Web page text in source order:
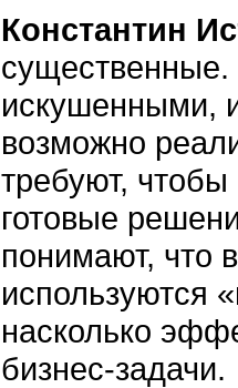
Константин
существенные.
искушенными,
возможно
требуют,
готовые
понимают, что
используются
насколько
бизнес-задачи.